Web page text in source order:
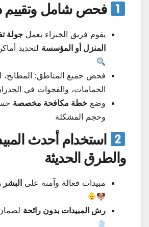
فحص شامل وتقييم
يقوم فريق الخبراء بعمل جولة
المنزل أو المؤسسة لتحديد
فحص جميع المناطق: المطابخ،
الحمامات، والفجوات في
وضع خطة مكافحة مخصصة
وحجم المشكلة
استخدام أحدث
والطرق الحديثة
مبيدات فعالة وآمنة على البشر
رش المبيدات بدون رائحة